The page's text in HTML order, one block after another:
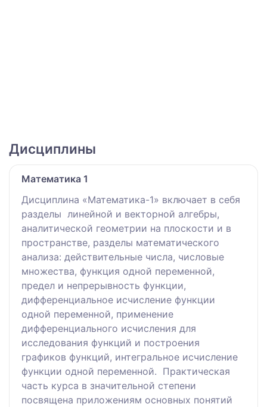
Дисциплины
Математика 1
Дисциплина «Математика-1» включает в себя
разделы линейной и векторной алгебры,
аналитической геометрии на плоскости и в
пространстве, разделы математического
анализа: действительные числа, числовые
множества, функция одной переменной,
предел и непрерывность функции,
дифференциальное исчисление функции
одной переменной, применение
дифференциального исчисления для
исследования функций и построения
графиков функций, интегральное исчисление
функции одной переменной. Практическая
часть курса в значительной степени
посвящена приложениям основных понятий